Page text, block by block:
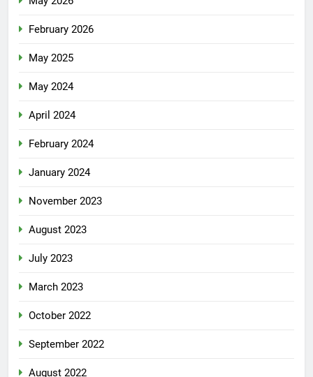
February 2026
May 2025
May 2024
April 2024
February 2024
January 2024
November 2023
August 2023
July 2023
March 2023
October 2022
September 2022
August 2022